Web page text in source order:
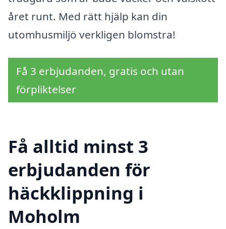
året runt. Med rätt hjälp kan din
utomhusmiljö verkligen blomstra!
Få 3 erbjudanden, gratis och utan
förpliktelser
Få alltid minst 3
erbjudanden för
häckklippning i
Moholm